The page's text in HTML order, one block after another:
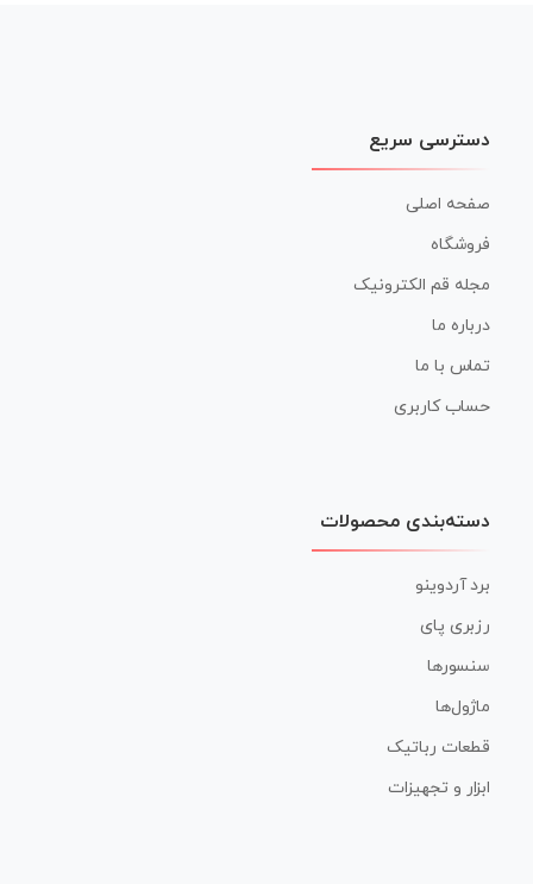
دسترسی سریع
صفحه اصلی
فروشگاه
مجله قم الکترونیک
درباره ما
تماس با ما
حساب کاربری
دسته‌بندی محصولات
برد آردوینو
رزبری پای
سنسورها
ماژول‌ها
قطعات رباتیک
ابزار و تجهیزات